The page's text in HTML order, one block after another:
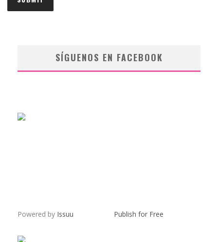
SÍGUENOS EN FACEBOOK
Powered by Issuu Publish for Free